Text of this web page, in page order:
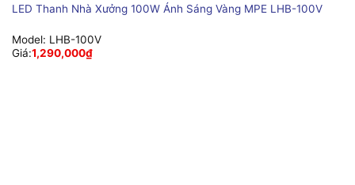
LED Thanh Nhà Xưởng 100W Ánh Sáng Vàng MPE LHB-100V
Model: LHB-100V
Giá:1,290,000₫